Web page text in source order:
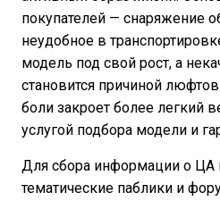
покупателей — снаряжение
неудобное в
модель под свой рост, а
становится причиной
боли закроет более легкий
услугой подбора модели и
Для сбора информации о ЦА
тематические паблики и